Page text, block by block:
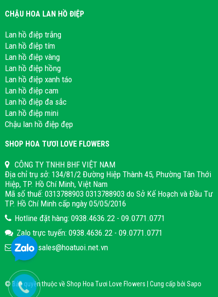
CHẬU HOA LAN HỒ ĐIỆP
Lan hồ điệp trắng
Lan hồ điệp tím
Lan hồ điệp vàng
Lan hồ điệp hồng
Lan hồ điệp xanh táo
Lan hồ điệp cam
Lan hồ điệp đa sắc
Lan hồ điệp mini
Chậu lan hồ điệp đẹp
SHOP HOA TƯƠI LOVE FLOWERS
CÔNG TY TNHH BHF VIỆT NAM
Địa chỉ trụ sở: 134/81/2 Đường Hiệp Thành 45, Phường Tân Thới
Hiệp, TP. Hồ Chí Minh, Việt Nam
Mã số thuế: 0313788903 0313788903 do Sở Kế Hoạch và Đầu Tư
TP. Hồ Chí Minh cấp ngày 05/05/2016
Hotline đặt hàng: 0938.4636.22 - 09.0771.0771
Zalo trực tuyến: 0938.4636.22 - 09.0771.0771
Email: sales@hoatuoi.net.vn
© Bản quyền thuộc về Shop Hoa Tươi Love Flowers | Cung cấp bởi Sapo